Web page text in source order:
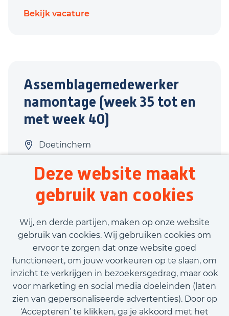
Deze website maakt
gebruik van cookies
Wij, en derde partijen, maken op onze website
gebruik van cookies. Wij gebruiken cookies om
ervoor te zorgen dat onze website goed
functioneert, om jouw voorkeuren op te slaan, om
inzicht te verkrijgen in bezoekersgedrag, maar ook
voor marketing en social media doeleinden (laten
zien van gepersonaliseerde advertenties). Door op
‘Accepteren’ te klikken, ga je akkoord met het
Bekijk vacature
Assemblagemedewerker
namontage (week 35 tot en
met week 40)
Doetinchem
40 uur
Tijdelijk contract
€3.000,00 - €3.200,00
Bekijk vacature